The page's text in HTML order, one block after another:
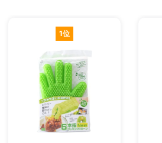
1位